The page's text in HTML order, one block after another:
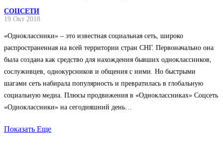
СОЦСЕТИ
19 Окт 2018
«Одноклассники» – это известная социальная сеть, широко
распространенная на всей территории стран СНГ. Первоначально она
была создана как средство для нахождения бывших одноклассников,
сослуживцев, однокурсников и общения с ними. Но быстрыми
шагами сеть набирала популярность и превратилась в глобальную
социальную медиа. Плюсы продвижения в «Одноклассниках» Соцсеть
«Одноклассники» на сегодняшний день…
Показать Еще